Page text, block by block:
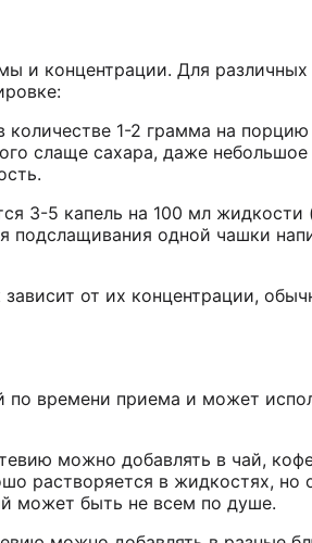
и концентрации. Для
1-2 грамма на
слаще сахара, даже
3-5 капель на 100 мл жидкости
одной чашки
от их концентрации,
по времени приема и может
можно добавлять в чай,
растворяется в жидкостях, но
может быть не всем по душе.